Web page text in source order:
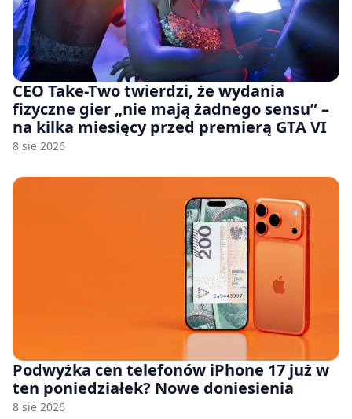
CEO Take-Two twierdzi, że wydania
fizyczne gier „nie mają żadnego sensu” –
na kilka miesięcy przed premierą GTA VI
8 sie 2026
Podwyżka cen telefonów iPhone 17 już w
ten poniedziałek? Nowe doniesienia
8 sie 2026